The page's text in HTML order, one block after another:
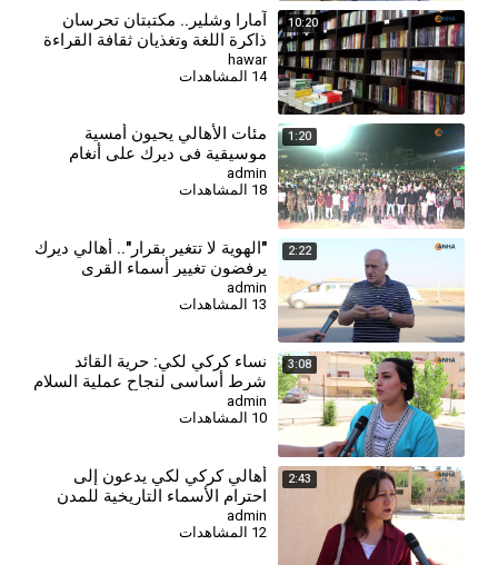
10:20
آمارا وشلير.. مكتبتان تحرسان
ذاكرة اللغة وتغذيان ثقافة القراءة
في روج آفا
hawar
14 المشاهدات
1:20
مئات الأهالي يحيون أمسية
موسيقية في ديرك على أنغام
الأغاني الكردية
admin
18 المشاهدات
2:22
"الهوية لا تتغير بقرار".. أهالي ديرك
يرفضون تغيير أسماء القرى
والمدن الكردية
admin
13 المشاهدات
3:08
⁣نساء كركي لكي: حرية القائد
شرط أساسي لنجاح عملية السلام
وحل القضية الكردية
admin
10 المشاهدات
2:43
أهالي كركي لكي يدعون إلى
احترام الأسماء التاريخية للمدن
والقرى الكردية
admin